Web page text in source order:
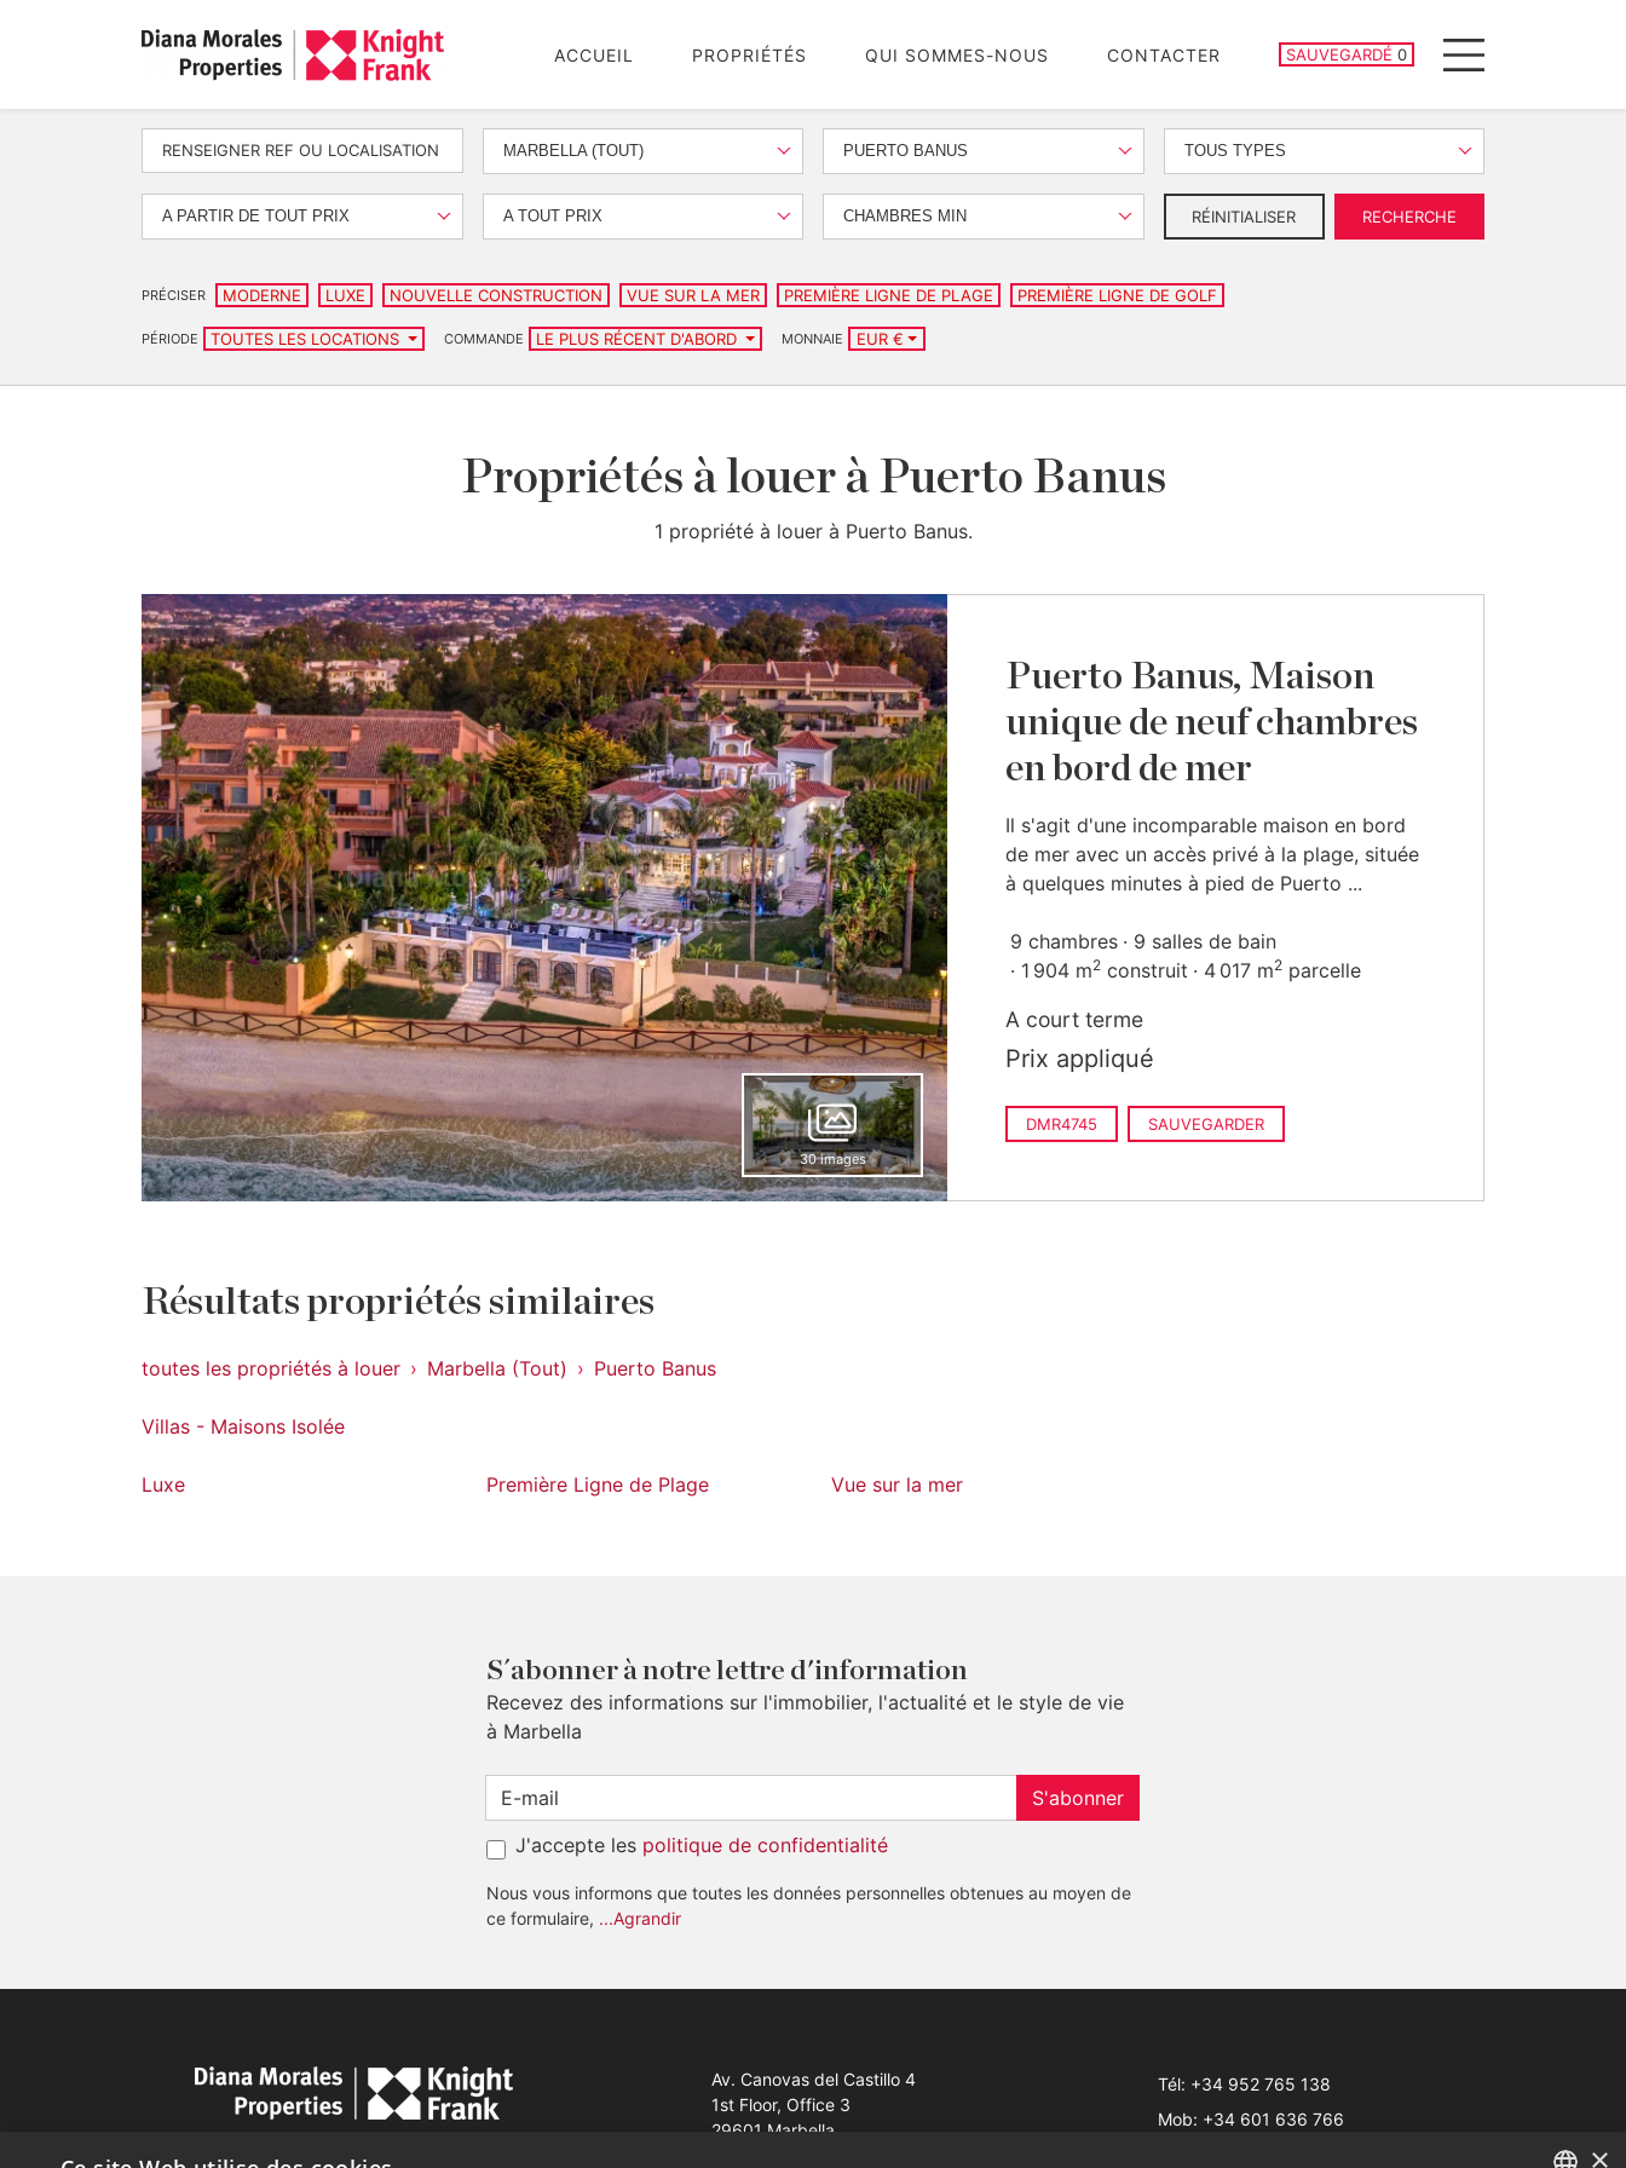
ACCUEIL PROPRIÉTÉS QUI SOMMES-NOUS CONTACTER SAUVEGARDÉ 0
PROPRIÉTÉS SAUVEGARDÉES
Menu
MARBELLA (TOUT) PUERTO BANUS TOUS TYPES
A PARTIR DE TOUT PRIX A TOUT PRIX CHAMBRES MIN RÉINITIALISER RECHERCHE
PRÉCISER MODERNE LUXE NOUVELLE CONSTRUCTION VUE SUR LA MER PREMIÈRE LIGNE DE PLAGE PREMIÈRE LIGNE DE GOLF
PÉRIODE TOUTES LES LOCATIONS COMMANDE LE PLUS RÉCENT D'ABORD MONNAIE EUR €
Propriétés à louer à Puerto Banus
1 propriété à louer à Puerto Banus.
30 images
Puerto Banus, Maison
unique de neuf chambres
en bord de mer
Il s'agit d'une incomparable maison en bord
de mer avec un accès privé à la plage, située
à quelques minutes à pied de Puerto ...
9 chambres
9 salles de bain
1 904 m2 construit 4 017 m2 parcelle
A court terme
Prix appliqué
DMR4745 SAUVEGARDER
Résultats propriétés similaires
toutes les propriétés à louer Marbella (Tout) Puerto Banus
Villas - Maisons Isolée
Luxe Première Ligne de Plage Vue sur la mer
S´abonner à notre lettre d'information
Recevez des informations sur l'immobilier, l'actualité et le style de vie
à Marbella
S'abonner
J'accepte les politique de confidentialité
Nous vous informons que toutes les données personnelles obtenues au moyen de
ce formulaire, ...Agrandir
Av. Canovas del Castillo 4
1st Floor, Office 3
29601 Marbella
Tél: +34 952 765 138
Mob: +34 601 636 766
×